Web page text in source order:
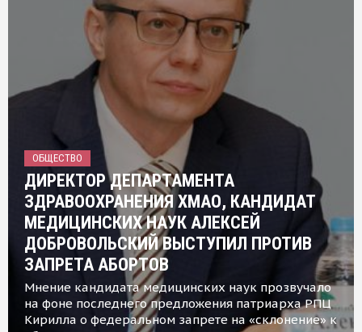
ОБЩЕСТВО
ДИРЕКТОР ДЕПАРТАМЕНТА
ЗДРАВООХРАНЕНИЯ ХМАО, КАНДИДАТ
МЕДИЦИНСКИХ НАУК АЛЕКСЕЙ
ДОБРОВОЛЬСКИЙ ВЫСТУПИЛ ПРОТИВ
ЗАПРЕТА АБОРТОВ
Мнение кандидата медицинских наук прозвучало
на фоне последнего предложения патриарха РПЦ
Кирилла о федеральном запрете на «склонение» к